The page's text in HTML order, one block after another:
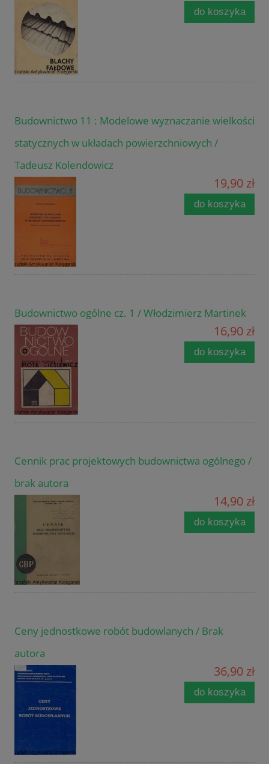
do koszyka
Budownictwo 11 : Modelowe wyznaczanie wielkości
statycznych w układach powierzchniowych /
Tadeusz Kolendowicz
19,90 zł
do koszyka
Budownictwo ogólne cz. 1 / Włodzimierz Martinek
16,90 zł
do koszyka
Cennik prac projektowych budownictwa ogólnego /
brak autora
14,90 zł
do koszyka
Ceny jednostkowe robót budowlanych / Brak
autora
36,90 zł
do koszyka